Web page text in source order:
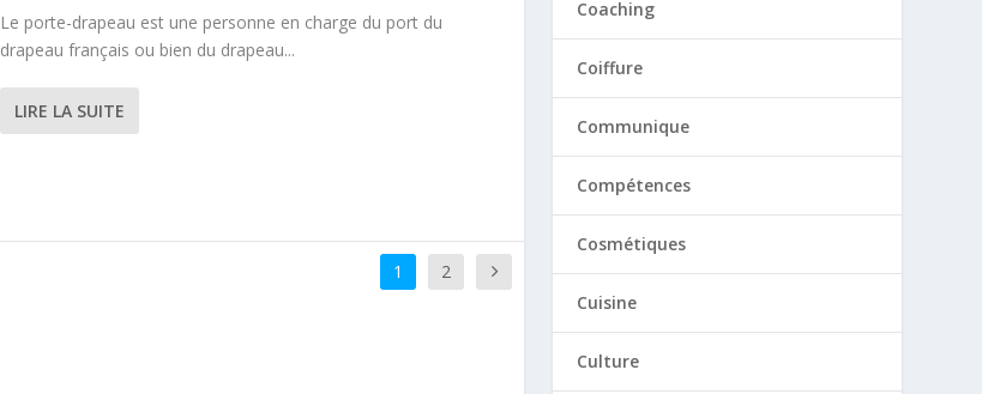
Le porte-drapeau est une personne en charge du port du
drapeau français ou bien du drapeau...
LIRE LA SUITE
1 2
Coaching
Coiffure
Communique
Compétences
Cosmétiques
Cuisine
Culture